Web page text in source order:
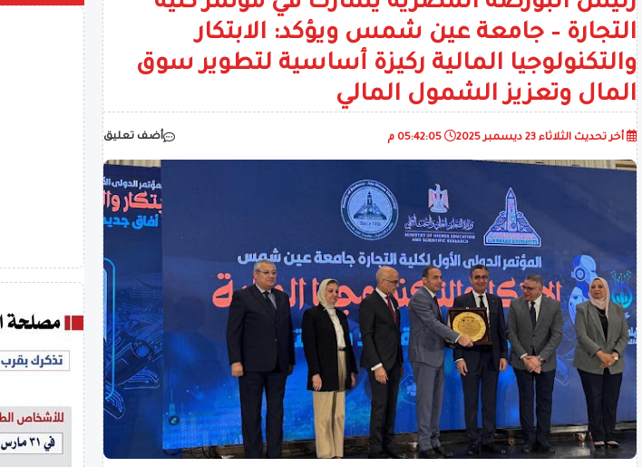
التجارة – جامعة عين شمس ويؤكد: الابتكار
والتكنولوجيا المالية ركيزة أساسية لتطوير سوق
المال وتعزيز الشمول المالي
أخر تحديث الثلاثاء 23 ديسمبر 2025 أضف تعليق